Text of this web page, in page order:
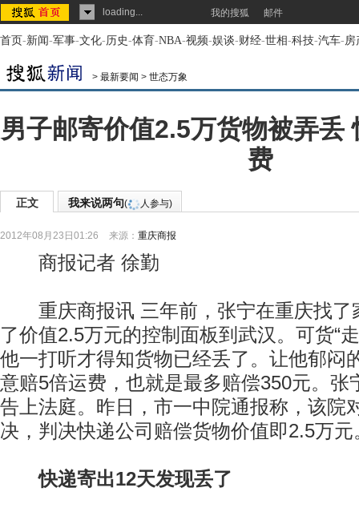
loading... 我的搜狐 邮件
首页-新闻-军事-文化-历史-体育-NBA-视频-娱谈-财经-世相-科技-汽车-房
> 最新要闻 > 世态万象
男子邮寄价值2.5万货物被弄丢
费
正文 我来说两句( 人参与)
2012年08月23日01:26 来源： 重庆商报
商报记者 徐勤
重庆商报讯 三年前，张宁在重庆找了
了价值2.5万元的控制面板到武汉。可货“
他一打听才得知货物已经丢了。让他郁闷
意赔5倍运费，也就是最多赔偿350元。张
告上法庭。昨日，市一中院通报称，该院
决，判决快递公司赔偿货物价值即2.5万元
快递寄出12天发现丢了